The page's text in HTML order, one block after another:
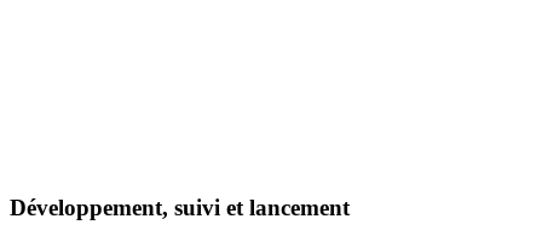
Développement, suivi et lancement